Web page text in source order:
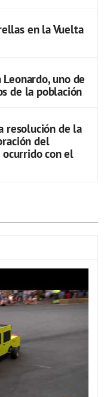
en la Vuelta
uno de
de la población
resolución de la
del
con el